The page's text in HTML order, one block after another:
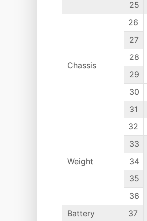
25
Chassis
26
27
28
29
30
31
Weight
32
33
34
35
36
Battery
37